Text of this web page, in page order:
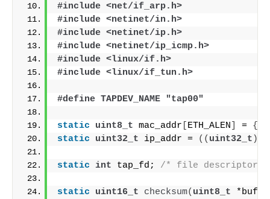
#include <net/if_arp.h>
#include <netinet/in.h>
#include <netinet/ip.h>
#include <netinet/ip_icmp.h>
#include <linux/if.h>
#include <linux/if_tun.h>
#define TAPDEV_NAME "tap00"
static uint8_t mac_addr ETH_ALEN = {
static
uint32_t ip_addr = (( uint32_t )
static int tap_fd; /* file descriptor
static uint16_t checksum( uint8_t *buf,